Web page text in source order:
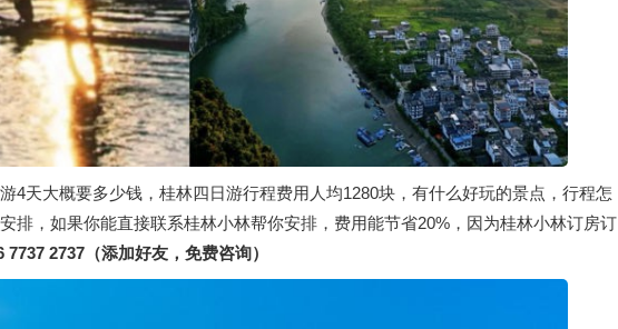
4天大概要多少钱，桂林四日游行程费用人均1280块，有什么好玩的景点，行程怎
排，如果你能直接联系桂林小林帮你安排，费用能节省20%，因为桂林小林订房订
7737 2737（添加好友，免费咨询）